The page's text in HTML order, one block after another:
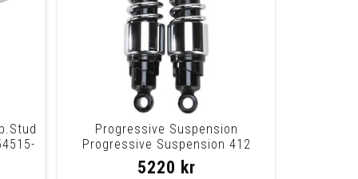
Progressive Suspension
Progressive Suspension 412
Series Standard Dual
5220 kr